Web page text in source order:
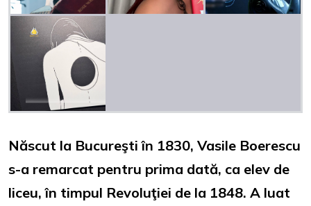
Născut la Bucureşti în 1830, Vasile Boerescu
s-a remarcat pentru prima dată, ca elev de
liceu, în timpul Revoluţiei de la 1848. A luat